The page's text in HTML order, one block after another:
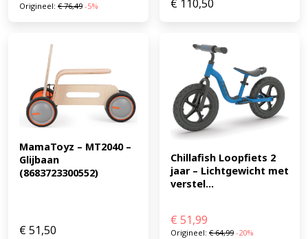
je kind een goede grip te geven. Hierdoor glijdt hij of zij
het een stuk veiliger. De massieve banden zorgen er
ook nog eens voor dat je je geen zorgen meer hoeft te
maken over een klapband. Het houten frame is
ontzettend sterk en biedt voldoende ondersteuning bij
het fietsen. Dit maakt dit dé loopfiets om in huis te halen
voor jouw zoon of dochter! (EAN: 8718836100840)
Origineel: €76,49 -5% € 110,50
MamaToyz – MT2040 –
Glijbaan
(8683723300552)
€51,50
Chillafish Loopfiets 2
jaar – Lichtgewicht met
verstel...
€ 51,99
Origineel: €64,99 -20%